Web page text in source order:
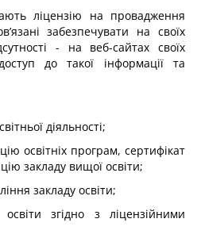
ліцензію на провадження
забезпечувати на своїх
- на веб-сайтах своїх
до такої інформації та
діяльності;
освітніх програм, сертифікат
закладу вищої освіти;
закладу освіти;
згідно з ліцензійними